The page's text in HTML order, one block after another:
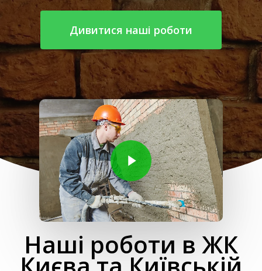
Дивитися наші роботи
Play Video
Play Video
Наші роботи в ЖК